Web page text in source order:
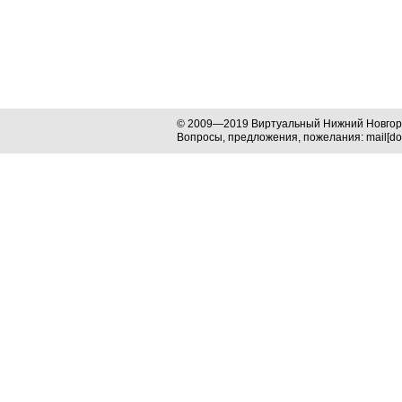
© 2009—2019 Виртуальный Нижний
Вопросы, предложения, пожелания: